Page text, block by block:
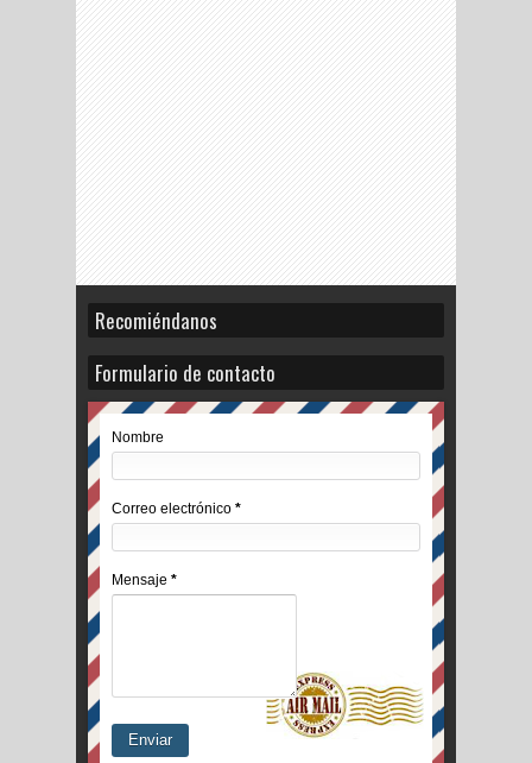
Recomiéndanos
Formulario de contacto
Nombre
Correo electrónico *
Mensaje *